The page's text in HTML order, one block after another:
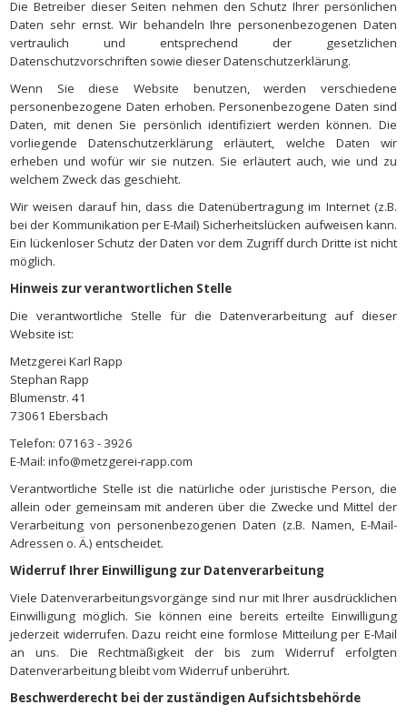
Die Betreiber dieser Seiten nehmen den Schutz Ihrer persönlichen
Daten sehr ernst. Wir behandeln Ihre personenbezogenen Daten
vertraulich und entsprechend der gesetzlichen
Datenschutzvorschriften sowie dieser Datenschutzerklärung.
Wenn Sie diese Website benutzen, werden verschiedene
personenbezogene Daten erhoben. Personenbezogene Daten sind
Daten, mit denen Sie persönlich identifiziert werden können. Die
vorliegende Datenschutzerklärung erläutert, welche Daten wir
erheben und wofür wir sie nutzen. Sie erläutert auch, wie und zu
welchem Zweck das geschieht.
Wir weisen darauf hin, dass die Datenübertragung im Internet (z.B.
bei der Kommunikation per E-Mail) Sicherheitslücken aufweisen kann.
Ein lückenloser Schutz der Daten vor dem Zugriff durch Dritte ist nicht
möglich.
Hinweis zur verantwortlichen Stelle
Die verantwortliche Stelle für die Datenverarbeitung auf dieser
Website ist:
Metzgerei Karl Rapp
Stephan Rapp
Blumenstr. 41
73061 Ebersbach
Telefon: 07163 - 3926
E-Mail: info@metzgerei-rapp.com
Verantwortliche Stelle ist die natürliche oder juristische Person, die
allein oder gemeinsam mit anderen über die Zwecke und Mittel der
Verarbeitung von personenbezogenen Daten (z.B. Namen, E-Mail-
Adressen o. Ä.) entscheidet.
Widerruf Ihrer Einwilligung zur Datenverarbeitung
Viele Datenverarbeitungsvorgänge sind nur mit Ihrer ausdrücklichen
Einwilligung möglich. Sie können eine bereits erteilte Einwilligung
jederzeit widerrufen. Dazu reicht eine formlose Mitteilung per E-Mail
an uns. Die Rechtmäßigkeit der bis zum Widerruf erfolgten
Datenverarbeitung bleibt vom Widerruf unberührt.
Beschwerderecht bei der zuständigen Aufsichtsbehörde